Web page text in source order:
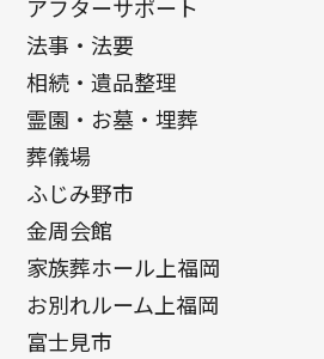
アフターサポート
法事・法要
相続・遺品整理
霊園・お墓・埋葬
葬儀場
ふじみ野市
金周会館
家族葬ホール上福岡
お別れルーム上福岡
富士見市